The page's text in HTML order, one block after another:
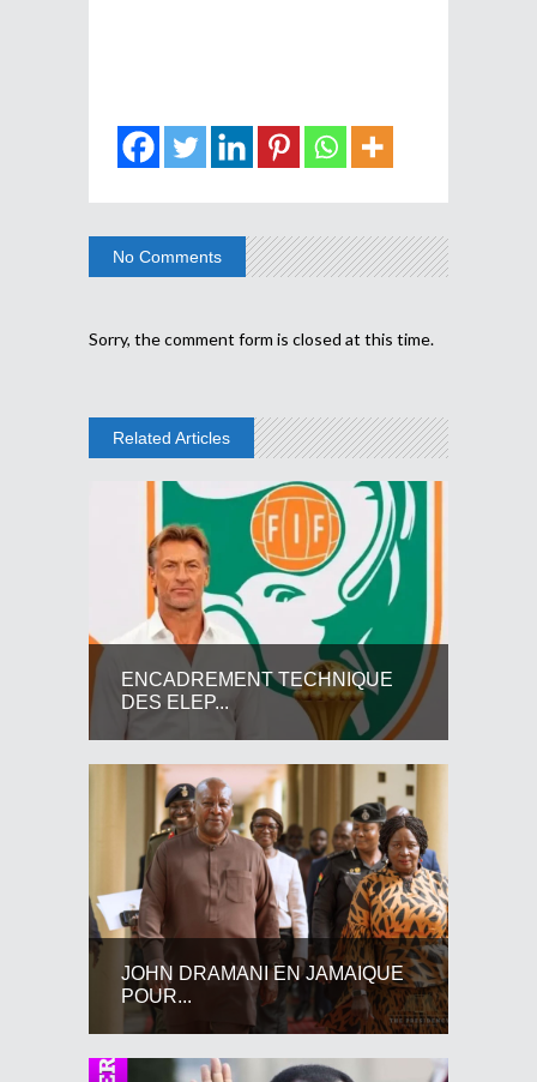
No Comments
Sorry, the comment form is closed at this time.
Related Articles
ENCADREMENT TECHNIQUE
DES ELEP...
JOHN DRAMANI EN JAMAIQUE
POUR...